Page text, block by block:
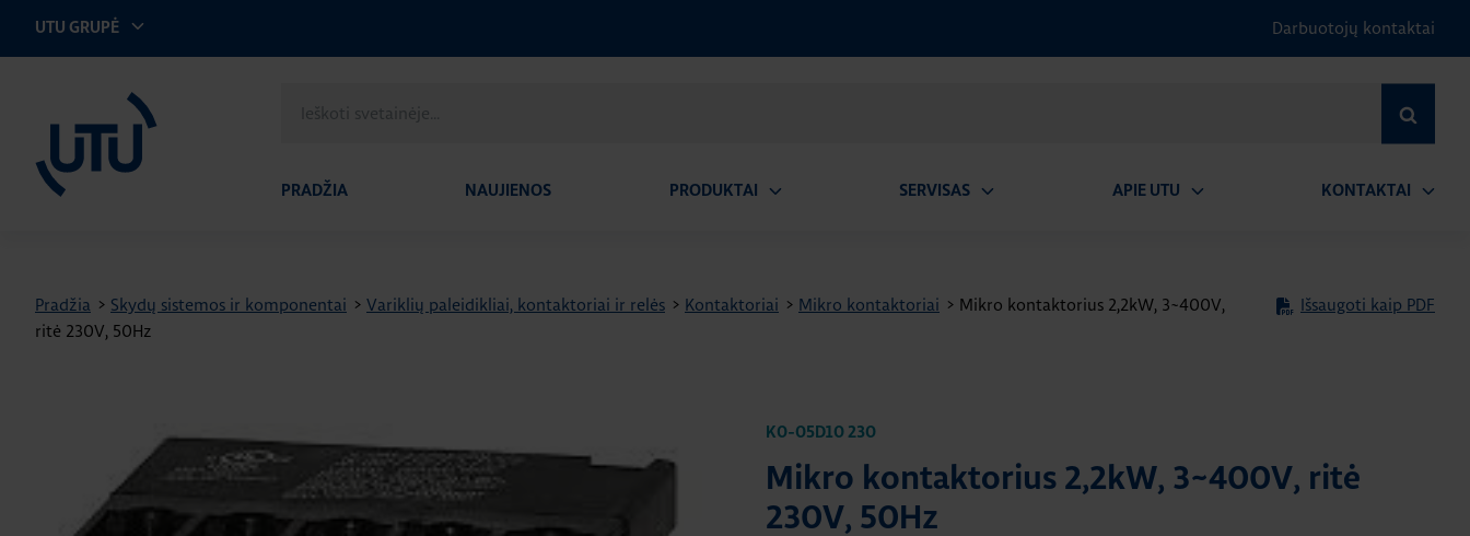
UTU GRUPĖ Darbuotojų kontaktai
svetainėje
PRADŽIA NAUJIENOS PRODUKTAI SERVISAS APIE UTU KONTAKTAI
Pradžia > Skydų sistemos ir komponentai > Variklių paleidikliai, kontaktoriai ir relės > Kontaktoriai > Mikro kontaktoriai > Mikro kontaktorius 2,2kW, 3~400V,
ritė 230V, 50Hz
Išsaugoti kaip PDF
K0-05D10 230
Mikro kontaktorius 2,2kW, 3~400V, ritė
230V, 50Hz